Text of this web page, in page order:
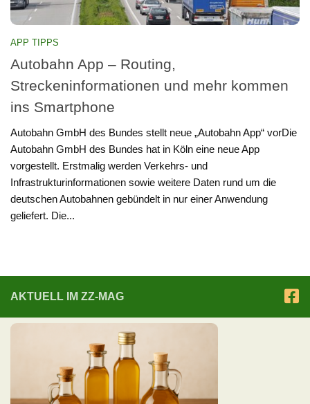
APP TIPPS
Autobahn App – Routing,
Streckeninformationen und mehr kommen
ins Smartphone
Autobahn GmbH des Bundes stellt neue „Autobahn App“ vorDie
Autobahn GmbH des Bundes hat in Köln eine neue App
vorgestellt. Erstmalig werden Verkehrs- und
Infrastrukturinformationen sowie weitere Daten rund um die
deutschen Autobahnen gebündelt in nur einer Anwendung
geliefert. Die...
AKTUELL IM ZZ-MAG